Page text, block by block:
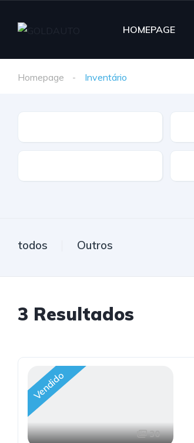
HOMEPAGE
Homepage Inventário
todos Outros
3 Resultados
Vendido
30